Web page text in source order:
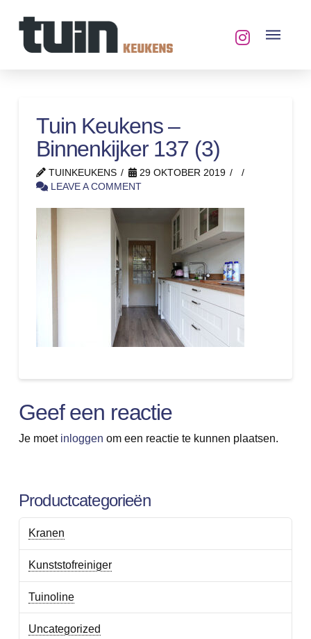
Tuin Keukens –
Binnenkijker 137 (3)
TUINKEUKENS
29 OKTOBER 2019
LEAVE A COMMENT
Geef een reactie
Je moet inloggen om een reactie te kunnen plaatsen.
Productcategorieën
Kranen
Kunststofreiniger
Tuinoline
Uncategorized